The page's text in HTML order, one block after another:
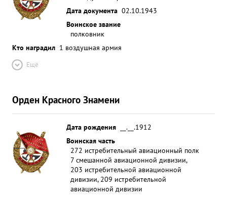
Тов. ШЕВЦОВ своей боевой работой и умением
командовать ,а также отличным летным
мастерством заслужил любовь уважение и
авторитет среди всего личного состава полка. ...»
Дата документа 02.10.1943
Воинское звание
полковник
Кто наградил 1 воздушная армия
Ещё
Орден Красного Знамени
Дата рождения
__.__.1912
Воинская часть
272 истребительный авиационный полк
7 смешанной авиационной дивизии,
203 истребительной авиационной
дивизии, 209 истребительной
авиационной дивизии